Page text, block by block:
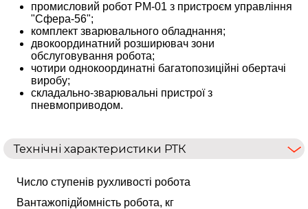
промисловий робот РМ-01 з пристроєм управління
"Сфера-56";
комплект зварювального обладнання;
двокоординатний розширювач зони
обслуговування робота;
чотири однокоординатні багатопозиційні обертачі
виробу;
складально-зварювальні пристрої з
пневмоприводом.
Технічні характеристики РТК
Число ступенів рухливості робота
Вантажопідйомність робота, кг